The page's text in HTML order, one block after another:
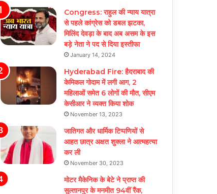
Congress: राहुल की न्याय यात्रा
से पहले कांग्रेस को डबल झटका,
मिलिंद देवड़ा के बाद अब असम के इस
बड़े नेता ने पद से दिया इस्तीफा
January 14, 2024
Hyderabad Fire: हैदराबाद की
केमिकल गोदाम में लगी आग, 2
महिलाओं समेत 6 लोगों की मौत, सीएम
केसीआर ने व्यक्त किया शोक
November 13, 2023
जातिगत और धार्मिक टिप्पणियों से
आहत छात्र अक्षत शुक्ला ने आत्महत्या
कर ली
November 30, 2023
मोटर मैकेनिक के बेटे ने प्राप्त की
सुल्तानपुर के मनमीत 94वीं रैंक,